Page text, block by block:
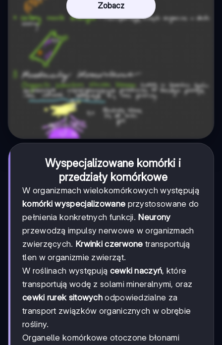
Zobacz
Wyspecjalizowane komórki i
przedziały komórkowe
W organizmach wielokomórkowych występują
komórki wyspecjalizowane przystosowane do
pełnienia konkretnych funkcji. Neurony
przewodzą impulsy nerwowe w organizmach
zwierzęcych. Krwinki czerwone transportują
tlen w organizmie zwierząt.
W roślinach występują cewki naczyń, które
transportują wodę z solami mineralnymi, oraz
cewki rurek sitowych odpowiedzialne za
transport związków organicznych w obrębie
rośliny.
Organelle komórkowe otoczone błonami